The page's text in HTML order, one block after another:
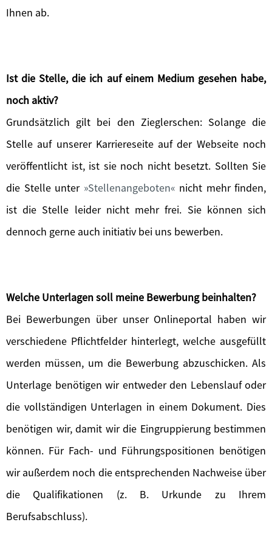
Ihnen ab.
Ist die Stelle, die ich auf einem Medium gesehen habe,
noch aktiv?
Grundsätzlich gilt bei den Zieglerschen: Solange die
Stelle auf unserer Karriereseite auf der Webseite noch
veröffentlicht ist, ist sie noch nicht besetzt. Sollten Sie
die Stelle unter Stellenangeboten
nicht mehr finden,
ist die Stelle leider nicht mehr frei. Sie können sich
dennoch gerne auch initiativ bei uns bewerben.
Welche Unterlagen soll meine Bewerbung beinhalten?
Bei Bewerbungen über unser Onlineportal haben wir
verschiedene Pflichtfelder hinterlegt, welche ausgefüllt
werden müssen, um die Bewerbung abzuschicken. Als
Unterlage benötigen wir entweder den Lebenslauf oder
die vollständigen Unterlagen in einem Dokument. Dies
benötigen wir, damit wir die Eingruppierung bestimmen
können. Für Fach- und Führungspositionen benötigen
wir außerdem noch die entsprechenden Nachweise über
die Qualifikationen (z. B. Urkunde zu Ihrem
Berufsabschluss).